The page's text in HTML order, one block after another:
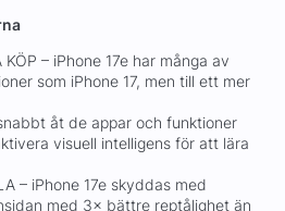
KÖP – iPhone 17e har många av
som iPhone 17, men till ett mer
åt de appar och funktioner
visuell intelligens för att lära
– iPhone 17e skyddas med
med 3× bättre reptålighet än